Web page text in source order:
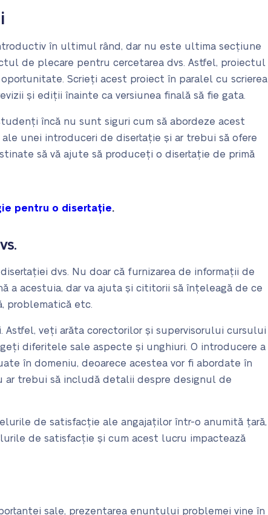
în ultimul rând, dar nu este ultima secțiune
de plecare pentru cercetarea dvs. Astfel, proiectul
Scrieți acest proiect în paralel cu scrierea
și ediții înainte ca versiunea finală să fie gata.
încă nu sunt siguri cum să abordeze acest
unei introduceri de disertație și ar trebui să ofere
să vă ajute să produceți o disertație de primă
pentru o disertație.
dvs. Nu doar că furnizarea de informații de
a acestuia, dar va ajuta și cititorii să înțeleagă de ce
problematică etc.
veți arăta corectorilor și supervisorului cursului
diferitele sale aspecte și unghiuri. O introducere a
în domeniu, deoarece acestea vor fi abordate în
ar trebui să includă detalii despre designul de
de satisfacție ale angajaților într-o anumită țară,
de satisfacție și cum acest lucru impactează
sale, prezentarea enunțului problemei vine în